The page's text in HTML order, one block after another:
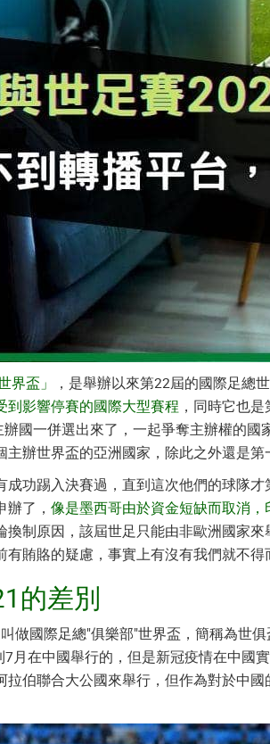
界盃」 ，是舉辦以來第22屆的國際足總
到影響停賽的國際大型賽程 ，同時它也
國一併選出來了，一起爭奪主辦權的
辦世界盃的亞洲國家，除此之外還是
功踢入決賽過，直到這次他們的球隊
了， 像是墨西哥由於資金短缺而取消
換制原因，該屆世足只能由非歐洲國家
賄賂的疑慮，事實上有沒有我們就不得
的差別
做國際足總"俱樂部"世界盃，簡稱為世
月在中國舉行的，但是新冠疫情在中國
伯聯合大公國來舉行，但作為對於中